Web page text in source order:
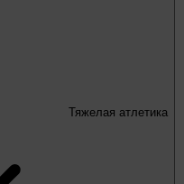
Тяжелая атлетика